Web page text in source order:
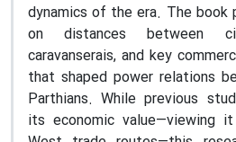
dynamics of the era. The book
on distances between
caravanserais, and key
that shaped power relations
Parthians. While previous
its economic value—viewing